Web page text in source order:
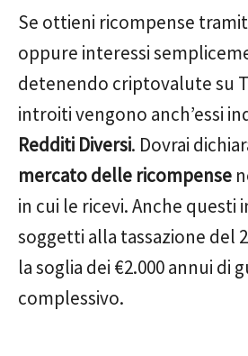
Se ottieni ricompense
oppure interessi
detenendo criptovalute su
introiti vengono anch’essi
Redditi Diversi. Dovrai
mercato delle ricompense
in cui le ricevi. Anche questi
soggetti alla tassazione del
la soglia dei €2.000 annui di
complessivo.